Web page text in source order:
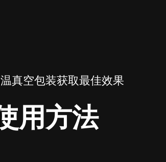
真空包装获取最佳效果
用方法